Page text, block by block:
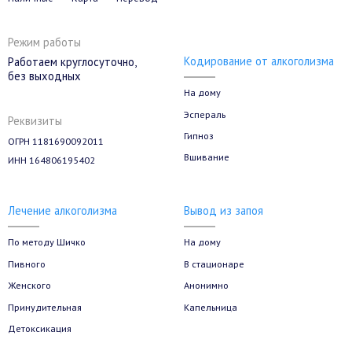
Режим работы
Работаем круглосуточно,
без выходных
Реквизиты
ОГРН 1181690092011
ИНН 164806195402
Кодирование от алкоголизма
На дому
Эспераль
Гипноз
Вшивание
Лечение алкоголизма
По методу Шичко
Пивного
Женского
Принудительная
Детоксикация
Вывод из запоя
На дому
В стационаре
Анонимно
Капельница